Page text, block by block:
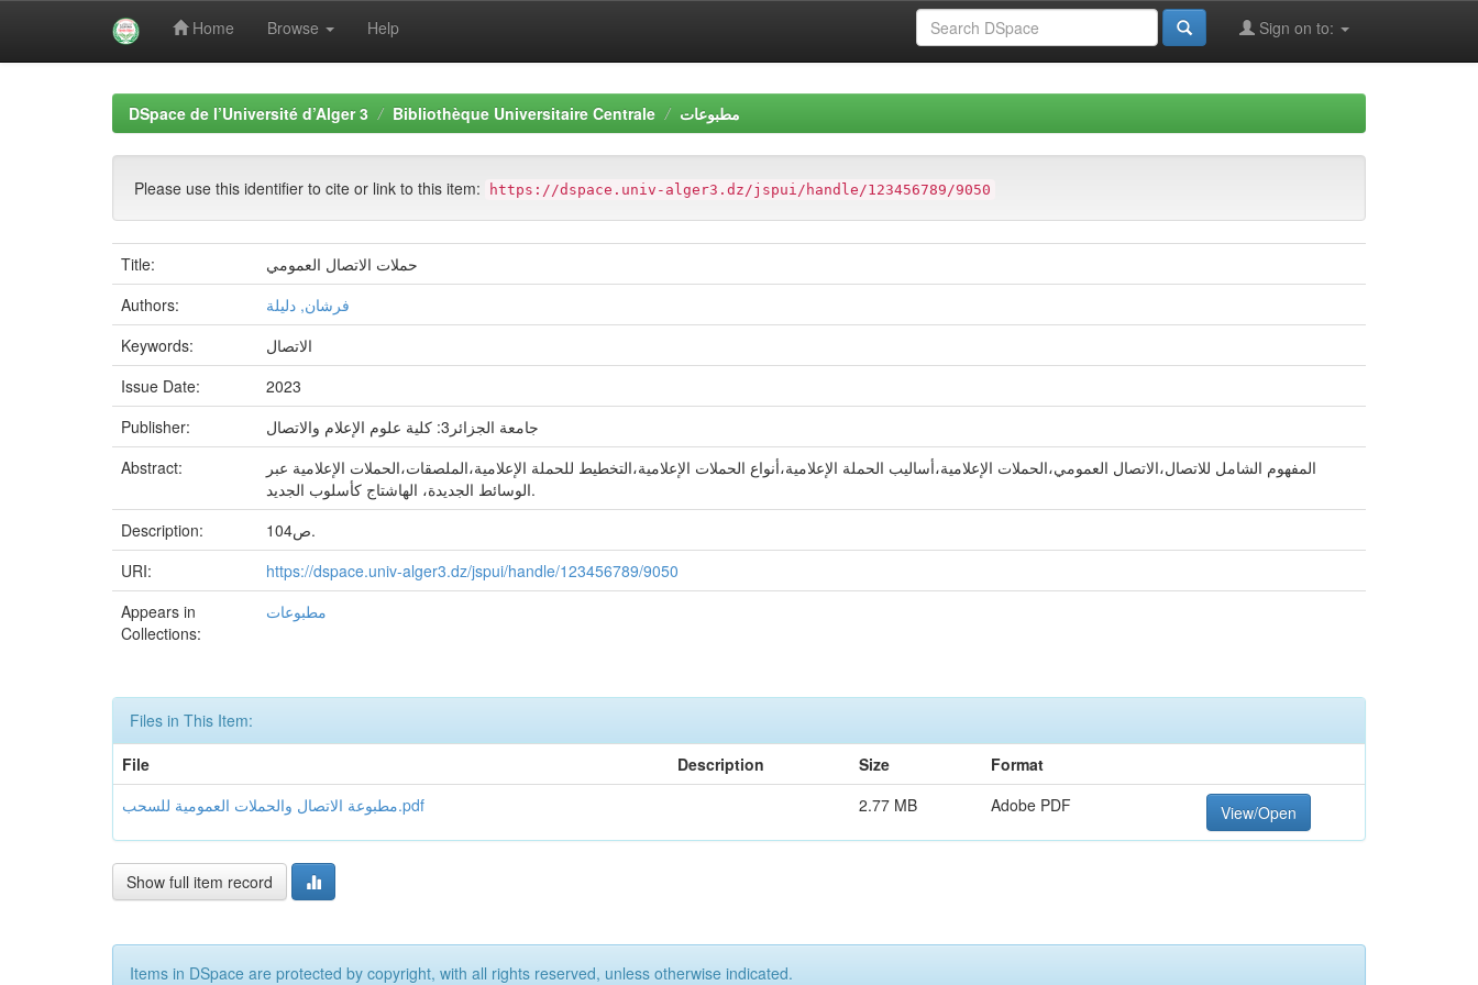
Home Browse Help Sign on to:
DSpace de l’Université d’Alger 3 Bibliothèque Universitaire Centrale مطبوعات
Please use this identifier to cite or link to this item: https://dspace.univ-alger3.dz/jspui/handle/123456789/9050
Title:
حملات الاتصال العمومي
Authors:
فرشان, دليلة
Keywords:
الاتصال
Issue Date:
2023
Publisher:
جامعة الجزائر3: كلية علوم الإعلام والاتصال
Abstract:
المفهوم الشامل للاتصال،الاتصال العمومي،الحملات الإعلامية،أساليب الحملة الإعلامية،أنواع الحملات الإعلامية،التخطيط للحملة الإعلامية،الملصقات،الحملات الإعلامية عبر
الوسائط الجديدة، الهاشتاج كأسلوب الجديد.
Description:
104ص.
URI:
https://dspace.univ-alger3.dz/jspui/handle/123456789/9050
Appears in
Collections:
مطبوعات
Files in This Item:
File
Description Size
Format
مطبوعة الاتصال والحملات العمومية للسحب.pdf
2.77 MB Adobe PDF View/Open
Show full item record
Items in DSpace are protected by copyright, with all rights reserved, unless otherwise indicated.